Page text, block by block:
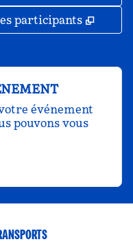
participants ,
événement
pouvons vous